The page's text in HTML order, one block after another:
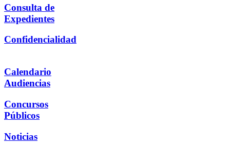
Consulta de
Expedientes
Confidencialidad
Calendario
Audiencias
Concursos
Públicos
Noticias